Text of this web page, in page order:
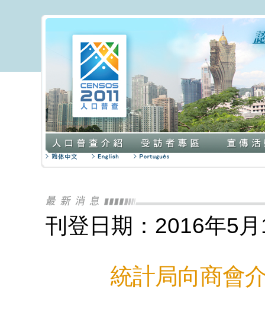
刊登日期：2016年5
統計局向商會